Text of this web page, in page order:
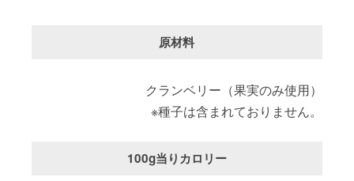
原材料
クランベリー（果実のみ使用）
※種子は含まれておりません。
100g当りカロリー